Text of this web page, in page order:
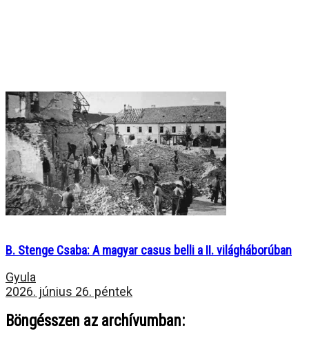
B. Stenge Csaba: A magyar casus belli a II. világháborúban
Gyula
2026. június 26. péntek
Böngésszen az archívumban: